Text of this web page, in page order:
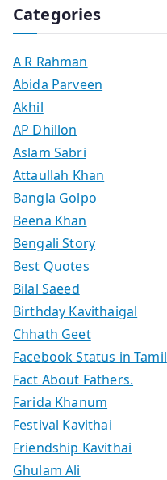
Categories
A R Rahman
Abida Parveen
Akhil
AP Dhillon
Aslam Sabri
Attaullah Khan
Bangla Golpo
Beena Khan
Bengali Story
Best Quotes
Bilal Saeed
Birthday Kavithaigal
Chhath Geet
Facebook Status in Tamil
Fact About Fathers.
Farida Khanum
Festival Kavithai
Friendship Kavithai
Ghulam Ali